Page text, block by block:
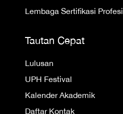
Lembaga Sertifikasi Profesi
Tautan Cepat
Lulusan
UPH Festival
Kalender Akademik
Daftar Kontak